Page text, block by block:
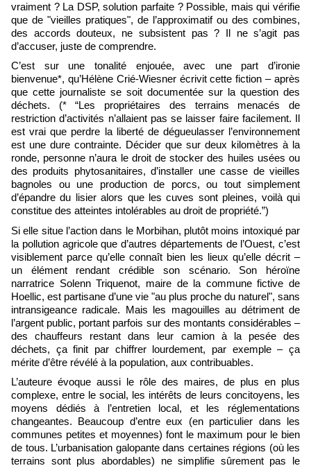
vraiment ? La DSP, solution parfaite ? Possible, mais qui vérifie
que de "vieilles pratiques", de l’approximatif ou des combines,
des accords douteux, ne subsistent pas ? Il ne s’agit pas
d’accuser, juste de comprendre.
C’est sur une tonalité enjouée, avec une part d’ironie
bienvenue*, qu’Hélène Crié-Wiesner écrivit cette fiction – après
que cette journaliste se soit documentée sur la question des
déchets. (* “Les propriétaires des terrains menacés de
restriction d’activités n’allaient pas se laisser faire facilement. Il
est vrai que perdre la liberté de dégueulasser l’environnement
est une dure contrainte. Décider que sur deux kilomètres à la
ronde, personne n’aura le droit de stocker des huiles usées ou
des produits phytosanitaires, d’installer une casse de vieilles
bagnoles ou une production de porcs, ou tout simplement
d’épandre du lisier alors que les cuves sont pleines, voilà qui
constitue des atteintes intolérables au droit de propriété.”)
Si elle situe l’action dans le Morbihan, plutôt moins intoxiqué par
la pollution agricole que d’autres départements de l’Ouest, c’est
visiblement parce qu’elle connaît bien les lieux qu’elle décrit –
un élément rendant crédible son scénario. Son héroïne
narratrice Solenn Triquenot, maire de la commune fictive de
Hoellic, est partisane d’une vie "au plus proche du naturel", sans
intransigeance radicale. Mais les magouilles au détriment de
l’argent public, portant parfois sur des montants considérables –
des chauffeurs restant dans leur camion à la pesée des
déchets, ça finit par chiffrer lourdement, par exemple – ça
mérite d’être révélé à la population, aux contribuables.
L’auteure évoque aussi le rôle des maires, de plus en plus
complexe, entre le social, les intérêts de leurs concitoyens, les
moyens dédiés à l’entretien local, et les réglementations
changeantes. Beaucoup d’entre eux (en particulier dans les
communes petites et moyennes) font le maximum pour le bien
de tous. L’urbanisation galopante dans certaines régions (où les
terrains sont plus abordables) ne simplifie sûrement pas le